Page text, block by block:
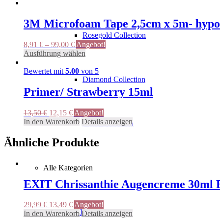
Rosegold Collection
Diamond Collection
Nano Collection
Alle Kategorien
Lash Lifting
3M Microfoam Tape 2,5cm x 5m-
8,91 € – 99,00 € Angebot!
Ausführung wählen
weist
mehrere
Varianten
auf.
Optionen
können
der
werden
Bewertet mit 5.00 von 5
Primer/ Strawberry 15ml
13,50€ Ursprünglicher
Preis
13,50 €
12,15 €Aktueller
Preis
12,15 €.
Angebot!
In den Warenkorb Details anzeigen
Ähnliche Produkte
EXIT Chrissanthie Augencreme 30ml
29,99€ Ursprünglicher
Preis
13,49 €Aktueller
Preis
Angebot!
In den Warenkorb Details anzeigen